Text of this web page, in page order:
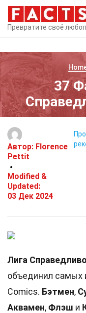
Превратите своё
37
Автор: Florence
Pettit
Modified &
Updated:
03 Дек 2024
Лига
объединил самых
Comics. Бэтмен,
Аквамен, Флэш и